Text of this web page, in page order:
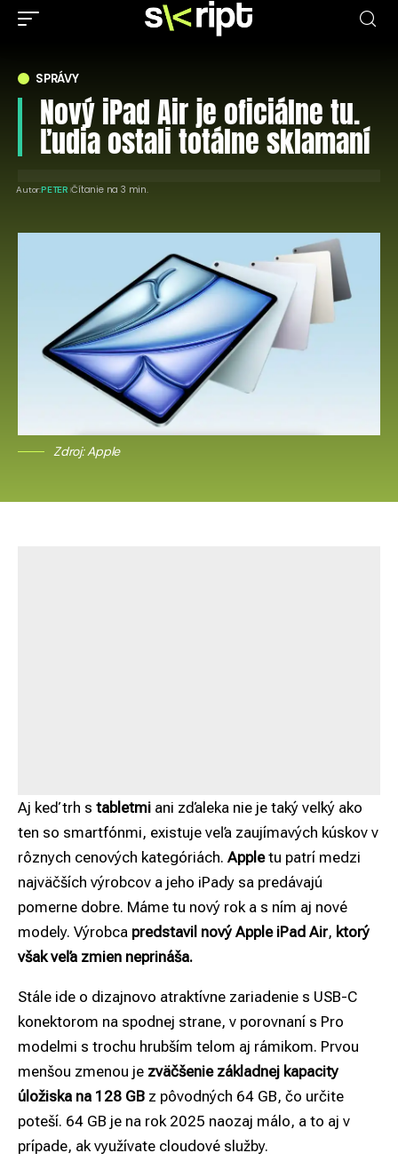
SPRÁVY
Nový iPad Air je oficiálne tu.
Ľudia ostali totálne sklamaní
Autor:PETER Čítanie na 3 min.
Zdroj: Apple
Aj keď trh s tabletmi ani zďaleka nie je taký veľký ako
ten so smartfónmi, existuje veľa zaujímavých kúskov v
rôznych cenových kategóriách. Appletu patrí medzi
najväčších výrobcov a jeho iPady sa predávajú
pomerne dobre. Máme tu nový rok a s ním aj nové
modely. Výrobca predstavil nový Apple iPad Air, ktorý
však veľa zmien neprináša.
Stále ide o dizajnovo atraktívne zariadenie s USB-C
konektorom na spodnej strane, v porovnaní s Pro
modelmi s trochu hrubším telom aj rámikom. Prvou
menšou zmenou je zväčšenie základnej kapacity
úložiska na 128 GB z pôvodných 64 GB, čo určite
poteší. 64 GB je na rok 2025 naozaj málo, a to aj v
prípade, ak využívate cloudové služby.